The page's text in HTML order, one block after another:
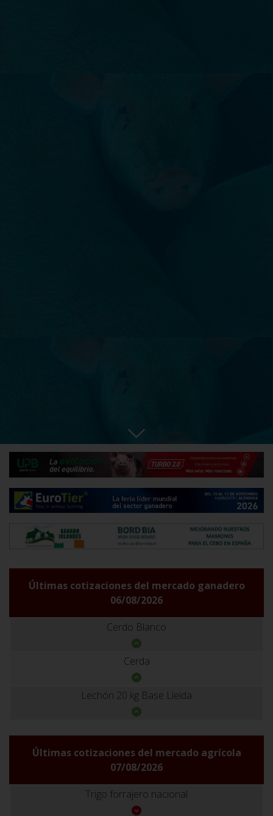
Últimas cotizaciones del mercado ganadero
06/08/2026
Cerdo Blanco
Cerda
Lechón 20 kg Base Lleida
Últimas cotizaciones del mercado agrícola
07/08/2026
Trigo forrajero nacional